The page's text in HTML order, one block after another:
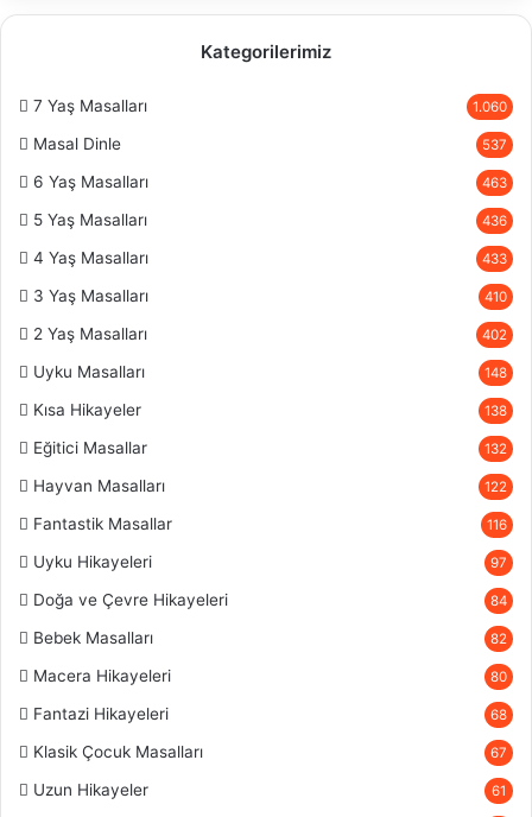
Kategorilerimiz
7 Yaş Masalları 1.060
Masal Dinle 537
6 Yaş Masalları 463
5 Yaş Masalları 436
4 Yaş Masalları 433
3 Yaş Masalları 410
2 Yaş Masalları 402
Uyku Masalları 148
Kısa Hikayeler 138
Eğitici Masallar 132
Hayvan Masalları 122
Fantastik Masallar 116
Uyku Hikayeleri 97
Doğa ve Çevre Hikayeleri 84
Bebek Masalları 82
Macera Hikayeleri 80
Fantazi Hikayeleri 68
Klasik Çocuk Masalları 67
Uzun Hikayeler 61